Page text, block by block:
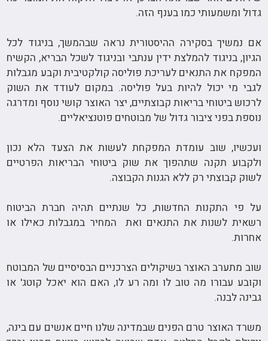
גדול ומשמעותי כמו בענף הזה.
אם נמשיך בסקירה ההיסטורית נראה שבהמשך, בניגוד לכל
הגיון, בניגוד להמלצת ידין ענתבי ובניגוד לשכל הבריא, הקשיח
המפקח את התנאים לעריכת פוליסה קולקטיבית וקבע מגבלות
לגבי מי יכול להיות בעל פוליסה. במקום לעודד את השוק
לרכוש ביטוחי בריאות קבוצתיים, יצר האוצר קושי נוסף ומדרגה
נוספת בפני ציבור גדול של מבוטחים פוטנציאליים.
ועכשיו, שוב עומדת המפקחת לעשות את הצעד הלא נכון
ולקבוע תקנה שתהפוך את שוק ביטוחי הבריאות הפרטיים
לשוק קבוצתי רק ללא הגנות הקבוצה.
על פי התקנות החדשות, כל שנתיים תהיה חברת הביטוח
רשאית לשנות את התנאים ואת המחיר במגבלות כאילו או
אחרות.
שוב מתערב האוצר בשיקולים הצרכניים הבסיסיים של המבוטח
וקובע עבורו מה טוב לו ומה רע לו, האם הוא יאכל קוטג' או
גבינה לבנה.
משרד האוצר טרם הפנים שבמדינה שלנו חיים אנשים עם בינה,